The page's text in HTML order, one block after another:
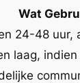
Wat
24-48 uur,
laag,